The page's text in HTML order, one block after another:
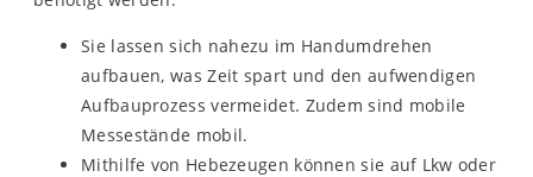
Sie lassen sich nahezu im Handumdrehen
aufbauen, was Zeit spart und den aufwendigen
Aufbauprozess vermeidet. Zudem sind mobile
Messestände mobil.
Mithilfe von Hebezeugen können sie auf Lkw oder